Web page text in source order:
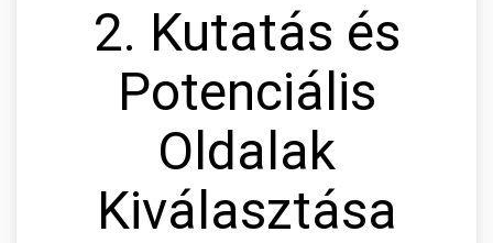
2. Kutatás és
Potenciális
Oldalak
Kiválasztása